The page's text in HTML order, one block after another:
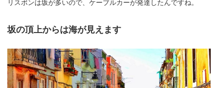
リスボンは坂が多いので、ケーブルカーが発達したんですね。
坂の頂上からは海が見えます